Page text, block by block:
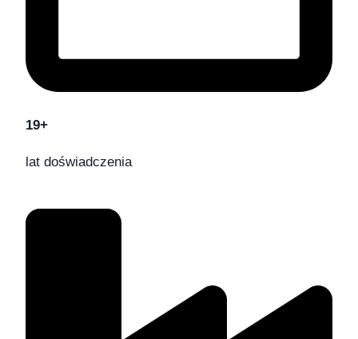
19+
lat doświadczenia